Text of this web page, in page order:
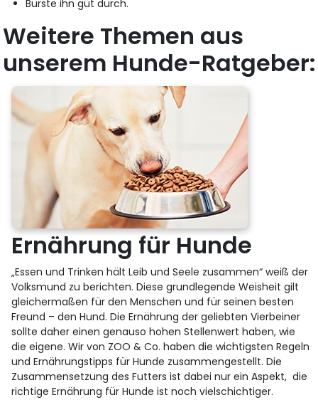
Bürste ihn gut durch.
Weitere Themen aus
unserem Hunde-Ratgeber:
Ernährung für Hunde
„Essen und Trinken hält Leib und Seele zusammen“ weiß der
Volksmund zu berichten. Diese grundlegende Weisheit gilt
gleichermaßen für den Menschen und für seinen besten
Freund – den Hund. Die Ernährung der geliebten Vierbeiner
sollte daher einen genauso hohen Stellenwert haben, wie
die eigene. Wir von ZOO & Co. haben die wichtigsten Regeln
und Ernährungstipps für Hunde zusammengestellt. Die
Zusammensetzung des Futters ist dabei nur ein Aspekt, die
richtige Ernährung für Hunde ist noch vielschichtiger.